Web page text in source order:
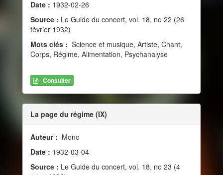
Date : 1932-02-26
Source : Le Guide du concert, vol. 18, no 22 (26
février 1932)
Mots clés : Science et musique, Artiste, Chant,
Corps, Régime, Alimentation, Psychanalyse
Consulter
La page du régime (IX)
Auteur : Mono
Date : 1932-03-04
Source : Le Guide du concert, vol. 18, no 23 (4